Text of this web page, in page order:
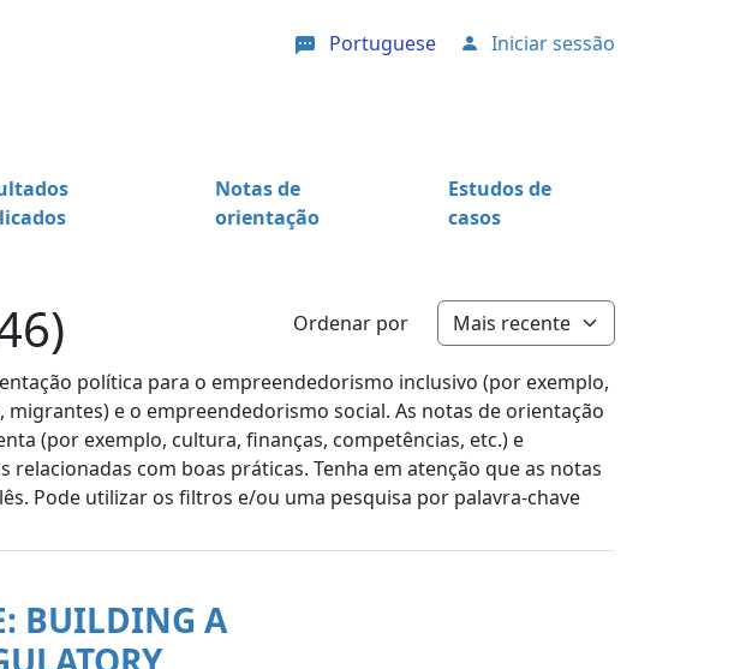
Portuguese User account menu
Iniciar sessão
Notas de
orientação
Estudos de
casos
Ordenar por
política para o empreendedorismo inclusivo (por exemplo,
e o empreendedorismo social. As notas de orientação
(por exemplo, cultura, finanças, competências, etc.) e
com boas práticas. Tenha em atenção que as notas
Pode utilizar os filtros e/ou uma pesquisa por palavra-chave
BUILDING A